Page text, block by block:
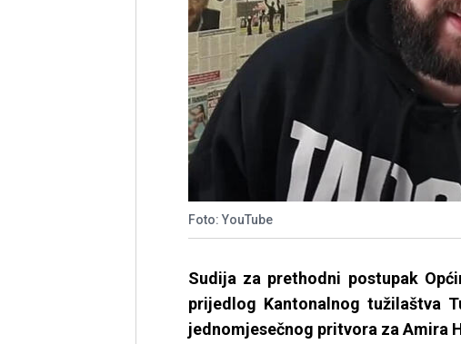
Foto: YouTube
Sudija za prethodni postupak
prijedlog Kantonalnog tužilaštva
jednomjesečnog pritvora za Amira